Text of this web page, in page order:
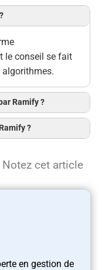
le conseil se fait
algorithmes.
Ramify ?
?
Notez cet article
en gestion de